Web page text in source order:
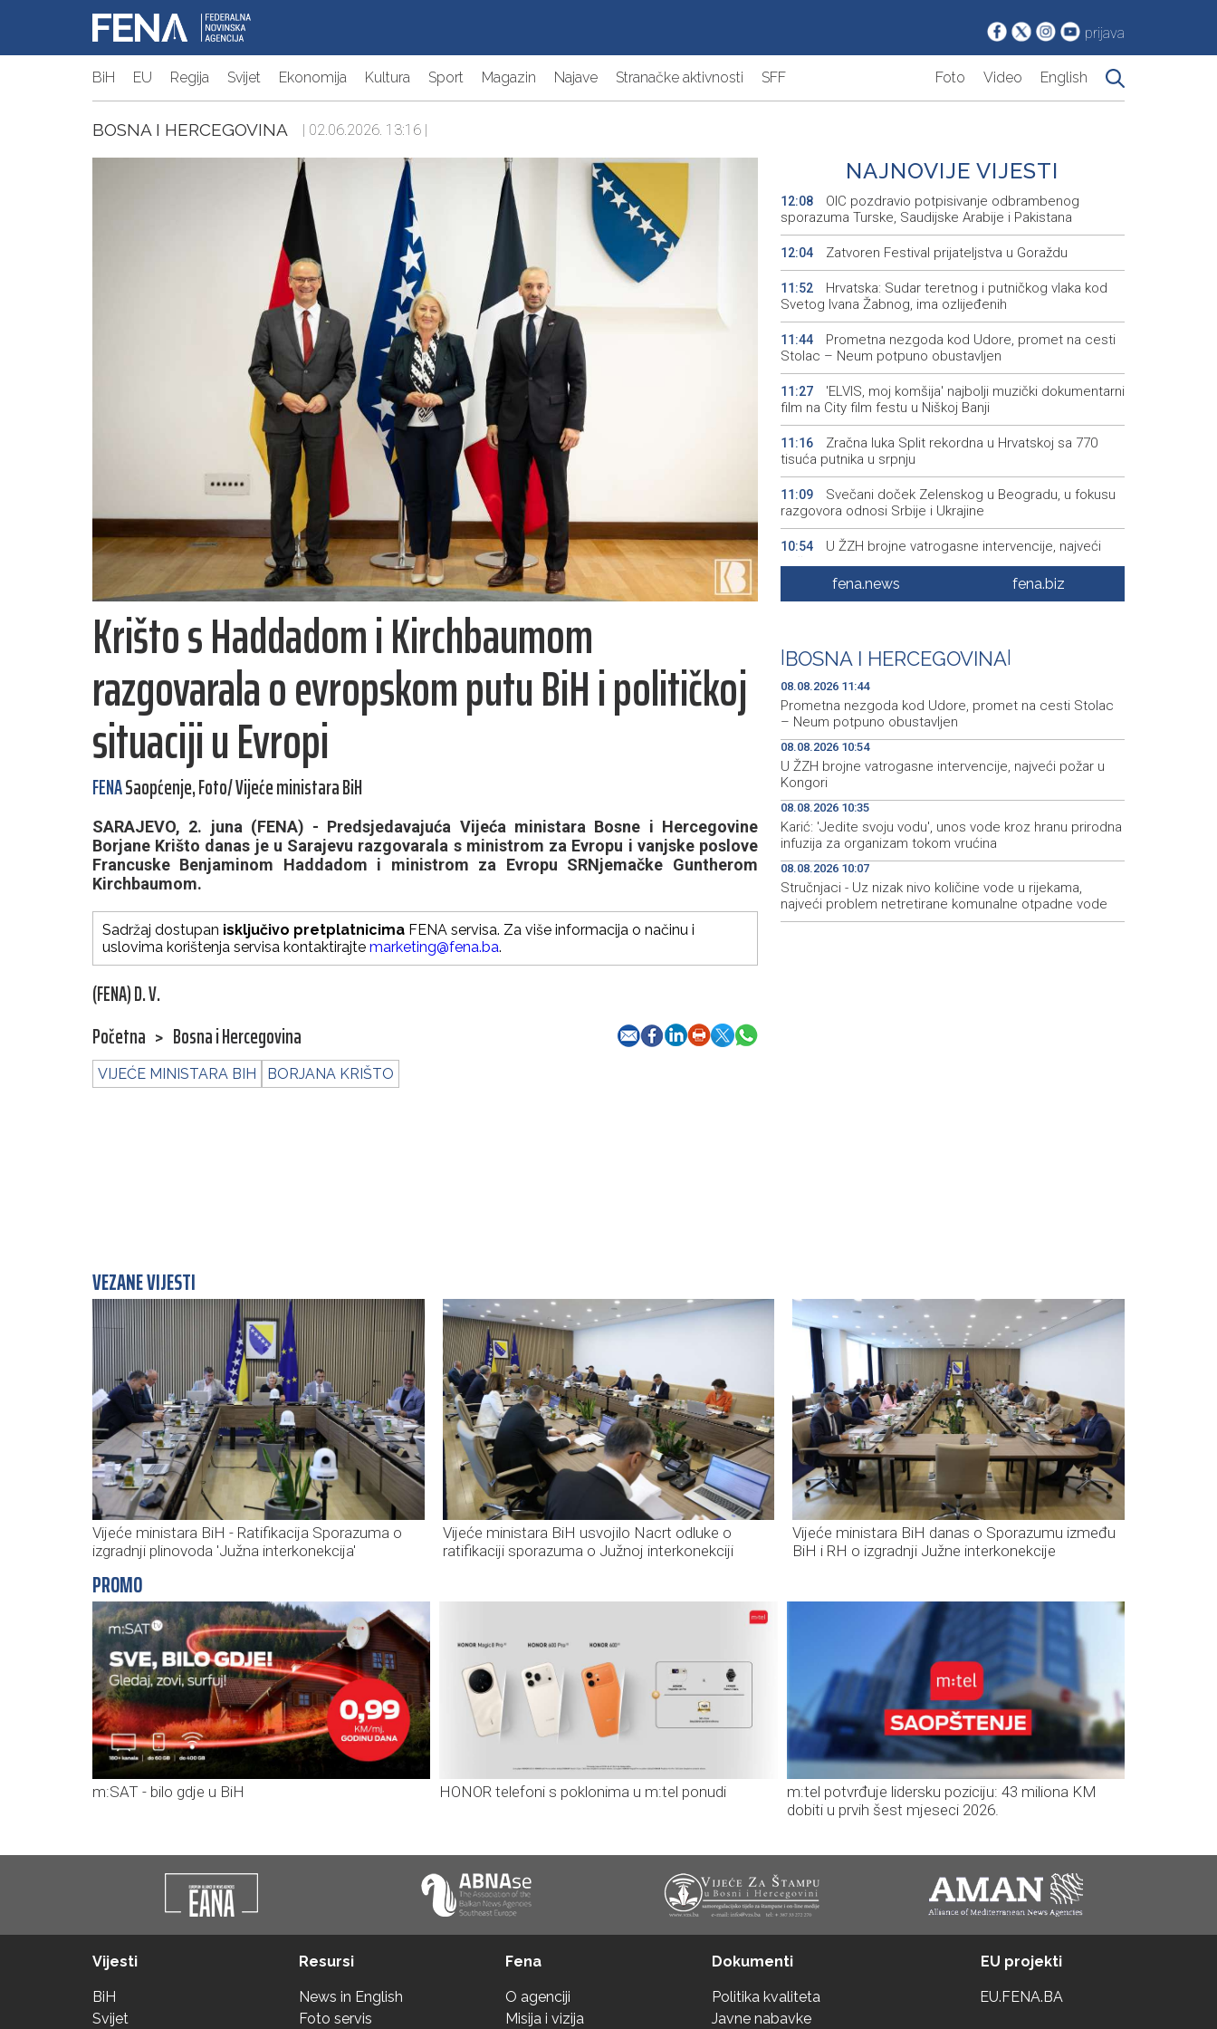
prijava
BiH EU Regija Svijet Ekonomija Kultura Sport Magazin Najave Stranačke aktivnosti SFF Foto Video English
BOSNA I HERCEGOVINA | 02.06.2026. 13:16 |
Krišto s Haddadom i Kirchbaumom
razgovarala o evropskom putu BiH i političkoj
situaciji u Evropi
FENASaopćenje, Foto/ Vijeće ministara BiH
SARAJEVO, 2. juna (FENA) - Predsjedavajuća Vijeća ministara Bosne i Hercegovine
Borjane Krišto danas je u Sarajevu razgovarala s ministrom za Evropu i vanjske poslove
Francuske Benjaminom Haddadom i ministrom za Evropu SRNjemačke Guntherom
Kirchbaumom.
Sadržaj dostupan isključivo pretplatnicima FENA servisa. Za više informacija o načinu i
uslovima korištenja servisa kontaktirajte marketing@fena.ba.
(FENA) D. V.
Početna > Bosna i Hercegovina
VIJEĆE MINISTARA BIH BORJANA KRIŠTO
NAJNOVIJE VIJESTI
12:08
OIC pozdravio potpisivanje odbrambenog
sporazuma Turske, Saudijske Arabije i Pakistana
12:04 Zatvoren Festival prijateljstva u Goraždu
11:52
Hrvatska: Sudar teretnog i putničkog vlaka kod
Svetog Ivana Žabnog, ima ozlijeđenih
11:44
Prometna nezgoda kod Udore, promet na cesti
Stolac – Neum potpuno obustavljen
11:27
'ELVIS, moj komšija' najbolji muzički dokumentarni
film na City film festu u Niškoj Banji
11:16
Zračna luka Split rekordna u Hrvatskoj sa 770
tisuća putnika u srpnju
11:09
Svečani doček Zelenskog u Beogradu, u fokusu
razgovora odnosi Srbije i Ukrajine
10:54
U ŽZH brojne vatrogasne intervencije, najveći
požar u Kongori
Karić: 'Jedite svoju vodu', unos vode kroz hranu
10:08
Obustavljen saobraćaj na magistralnoj cesti
Stolac-Neum, kod mjesta Udora, zbog nezgode
fena.news fena.biz
BOSNA I HERCEGOVINA
08.08.2026 11:44
Prometna nezgoda kod Udore, promet na cesti Stolac
– Neum potpuno obustavljen
08.08.2026 10:54
U ŽZH brojne vatrogasne intervencije, najveći požar u
Kongori
08.08.2026 10:35
Karić: 'Jedite svoju vodu', unos vode kroz hranu prirodna
infuzija za organizam tokom vrućina
08.08.2026 10:07
Stručnjaci - Uz nizak nivo količine vode u rijekama,
najveći problem netretirane komunalne otpadne vode
VEZANE VIJESTI
Vijeće ministara BiH - Ratifikacija Sporazuma o
izgradnji plinovoda 'Južna interkonekcija'
Vijeće ministara BiH usvojilo Nacrt odluke o
ratifikaciji sporazuma o Južnoj interkonekciji
Vijeće ministara BiH danas o Sporazumu između
BiH i RH o izgradnji Južne interkonekcije
PROMO
m:SAT - bilo gdje u BiH HONOR telefoni s poklonima u m:tel ponudi
m:tel potvrđuje lidersku poziciju: 43 miliona KM
dobiti u prvih šest mjeseci 2026.
Vijesti
BiH
Svijet
Resursi
News in English
Foto servis
Fena
O agenciji
Misija i vizija
Dokumenti
Politika kvaliteta
Javne nabavke
EU projekti
EU.FENA.BA